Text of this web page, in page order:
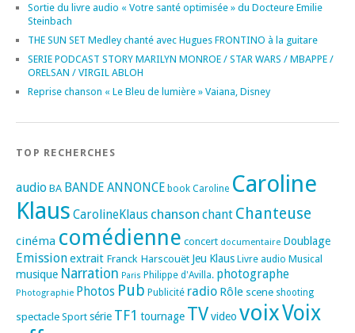
Sortie du livre audio « Votre santé optimisée » du Docteure Emilie
Steinbach
THE SUN SET Medley chanté avec Hugues FRONTINO à la guitare
SERIE PODCAST STORY MARILYN MONROE / STAR WARS / MBAPPE /
ORELSAN / VIRGIL ABLOH
Reprise chanson « Le Bleu de lumière » Vaiana, Disney
TOP RECHERCHES
audio BA BANDE ANNONCE book Caroline Caroline
Klaus CarolineKlaus chanson chant Chanteuse
cinéma comédienne concert documentaire Doublage
Emissionextrait Franck Harscouët Jeu Klaus Livre audio Musical
musique Narration Paris Philippe d'Avilla. photographe
Photographie Photos Pub Publicité radio Rôle scene shooting
spectacle Sport série TF1 tournage TVvideo voixVoix